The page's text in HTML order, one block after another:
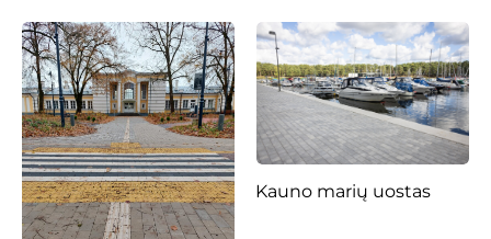
Kauno marių uostas